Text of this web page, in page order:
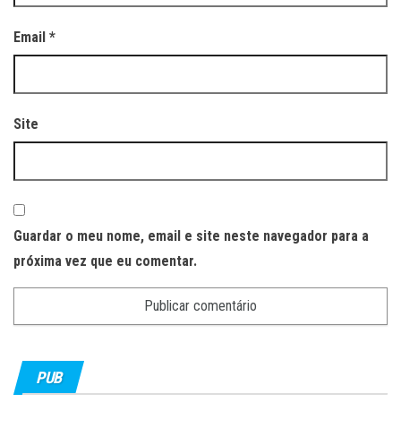
Email *
Site
Guardar o meu nome, email e site neste navegador para a
próxima vez que eu comentar.
PUB